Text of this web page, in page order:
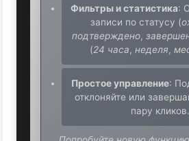
Фильтры и статистика:
записи по статусу (
подтверждено,
(24 часа, неделя,
Простое управление:
отклоняйте или
пару кликов.